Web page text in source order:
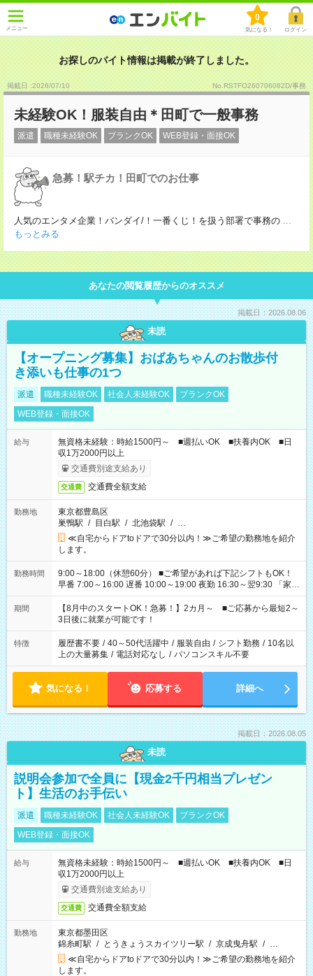
メニュー
0
気になる！ ログイン
お探しのバイト情報は掲載が終了しました。
掲載日 :2026/07/10 No.RSTFO260706062D/事務
未経験OK！服装自由＊田町で一般事務
派遣 職種未経験OK ブランクOK WEB登録・面接OK
急募！駅チカ！田町でのお仕事
人気のエンタメ企業！バンダイ/！一番くじ！を扱う部署で事務の ...
もっとみる
あなたの閲覧履歴からのオススメ
掲載日：2026.08.06
未読
【オープニング募集】おばあちゃんのお散歩付
き添いも仕事の1つ
派遣 職種未経験OK 社会人未経験OK
ブランクOK
WEB登録・面接OK
給与
無資格未経験：時給1500円～ ■週払いOK ■扶養内OK ■日
収1万2000円以上
交通費別途支給あり
交通費 交通費全額支給
勤務地
東京都豊島区
巣鴨駅 / 目白駅 / 北池袋駅 / …
≪自宅からドアtoドアで30分以内！≫ご希望の勤務地を紹介
します。
勤務時間
9:00～18:00（休憩60分） ■ご希望があれば下記シフトもOK！
早番 7:00～16:00 遅番 10:00～19:00 夜勤 16:30～翌9:30 「家族
と休みを合わせたい」 「余裕を持って夕飯の準備がしたい」
「できれば残業はしたくない」 など、ご希望を教えてください
ね。 ※Wワーク希望の方へ 今ご覧のお仕事で希望する勤務時間
と、もう1つのお仕事の勤務時間。 合計で週40時間を超える場
合は応募できません。
期間
【8月中のスタートOK！急募！】2カ月～ ■ご応募から最短2～
3日後に就業が可能です！
特徴 履歴書不要 / 40～50代活躍中 / 服装自由 / シフト勤務 / 10名以
上の大量募集 / 電話対応なし / パソコンスキル不要
気になる！ 応募する 詳細へ
掲載日：2026.08.05
未読
説明会参加で全員に【現金2千円相当プレゼン
ト】生活のお手伝い
派遣 職種未経験OK 社会人未経験OK
ブランクOK
WEB登録・面接OK
給与
無資格未経験：時給1500円～ ■週払いOK ■扶養内OK ■日
収1万2000円以上
交通費別途支給あり
交通費 交通費全額支給
勤務地
東京都墨田区
錦糸町駅 / とうきょうスカイツリー駅 / 京成曳舟駅 / …
≪自宅からドアtoドアで30分以内！≫ご希望の勤務地を紹介
します。